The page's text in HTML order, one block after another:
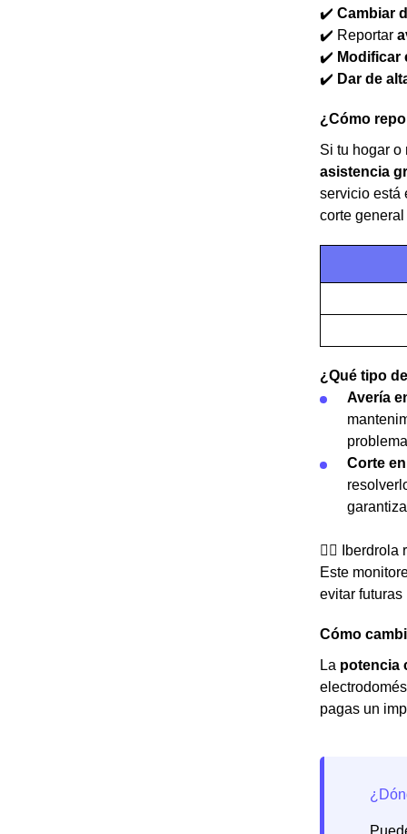
✔️ Cambiar
✔️ Reportar
✔️ Modificar
✔️ Dar de
¿Cómo
Si tu hogar
asistencia
servicio está
corte
¿Qué tipo
Avería
Corte
👉🏼
Este
evitar
Cómo
La potencia
pagas un